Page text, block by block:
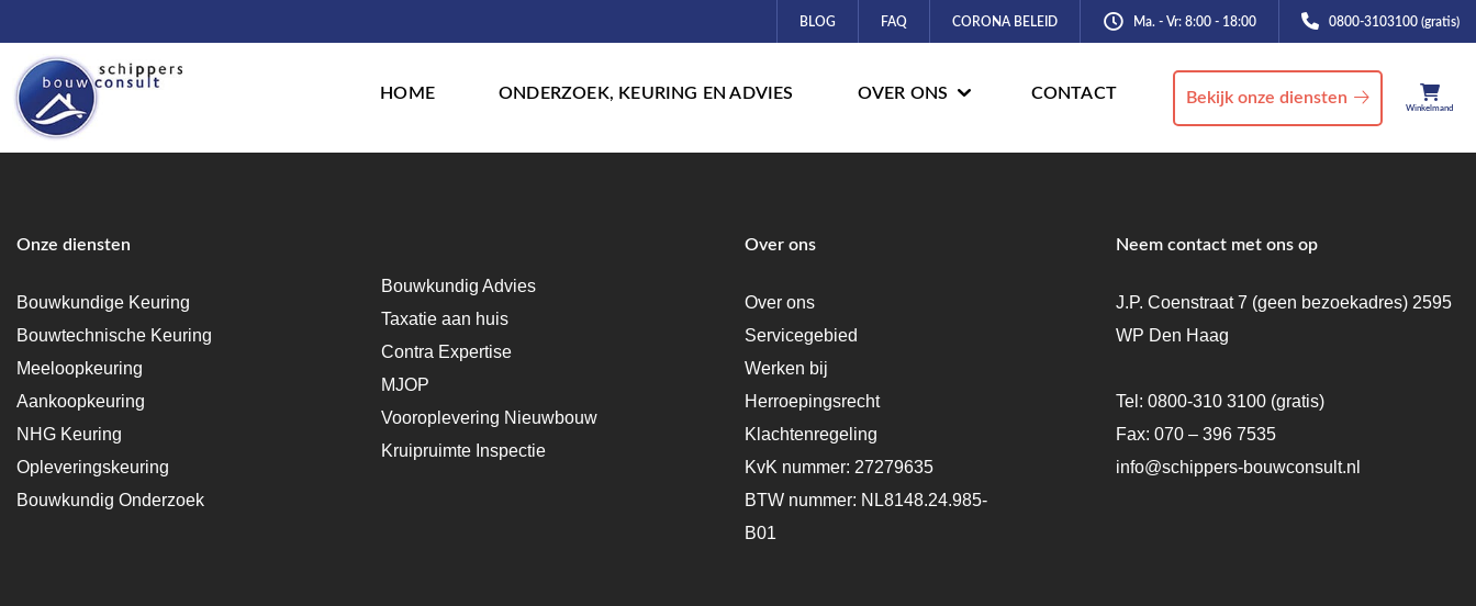
BLOG FAQ CORONA BELEID Ma. - Vr: 8:00 - 18:00 0800-3103100 (gratis)
HOME ONDERZOEK, KEURING EN ADVIES OVER ONS CONTACT
Winkelmand
Bekijk onze diensten
Onze diensten
Bouwkundige Keuring
Bouwtechnische Keuring
Meeloopkeuring
Aankoopkeuring
NHG Keuring
Opleveringskeuring
Bouwkundig Onderzoek
Bouwkundig Advies
Taxatie aan huis
Contra Expertise
MJOP
Vooroplevering Nieuwbouw
Kruipruimte Inspectie
Over ons
Over ons
Servicegebied
Werken bij
Herroepingsrecht
Klachtenregeling
KvK nummer: 27279635
BTW nummer: NL8148.24.985-
B01
Neem contact met ons op
J.P. Coenstraat 7 (geen bezoekadres) 2595
WP Den Haag
Tel: 0800-310 3100(gratis)
Fax: 070 – 396 7535
info@schippers-bouwconsult.nl